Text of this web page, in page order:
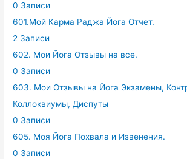
0 Записи
601.Мой Карма Раджа Йога Отчет.
2 Записи
602. Мои Йога Отзывы на все.
0 Записи
603. Мои Отзывы на Йога Экзамены,
Коллоквиумы, Диспуты
0 Записи
605. Моя Йога Похвала и Извенения.
0 Записи